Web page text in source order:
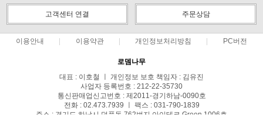
고객센터 연결 주문상담
이용안내 이용약관 개인정보처리방침 PC버전
로뎀나무
대표 : 이호철 ㅣ 개인정보 보호 책임자 : 김유진
사업자 등록번호 : 212-22-35730
통신판매업신고번호 : 제2011-경기하남-0090호
전화 : 02.473.7939 ㅣ 팩스 : 031-790-1839
주소 : 경기도 하남시 덕풍동 762번지 아이테코 Green 1006호